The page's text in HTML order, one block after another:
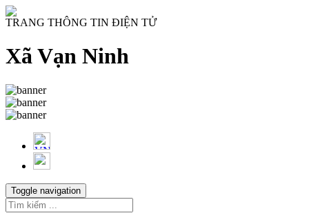
TRANG THÔNG TIN ĐIỆN TỬ
Xã Vạn Ninh
Toggle navigation